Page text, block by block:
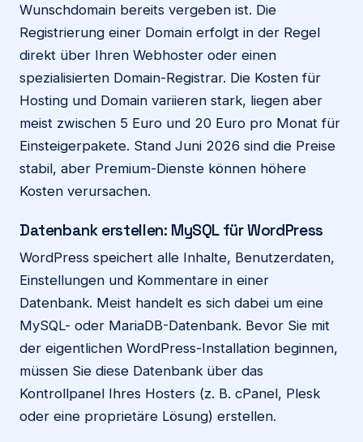
Wunschdomain bereits vergeben ist. Die
Registrierung einer Domain erfolgt in der Regel
direkt über Ihren Webhoster oder einen
spezialisierten Domain-Registrar. Die Kosten für
Hosting und Domain variieren stark, liegen aber
meist zwischen 5 Euro und 20 Euro pro Monat für
Einsteigerpakete. Stand Juni 2026 sind die Preise
stabil, aber Premium-Dienste können höhere
Kosten verursachen.
Datenbank erstellen: MySQL für WordPress
WordPress speichert alle Inhalte, Benutzerdaten,
Einstellungen und Kommentare in einer
Datenbank. Meist handelt es sich dabei um eine
MySQL- oder MariaDB-Datenbank. Bevor Sie mit
der eigentlichen WordPress-Installation beginnen,
müssen Sie diese Datenbank über das
Kontrollpanel Ihres Hosters (z. B. cPanel, Plesk
oder eine proprietäre Lösung) erstellen.